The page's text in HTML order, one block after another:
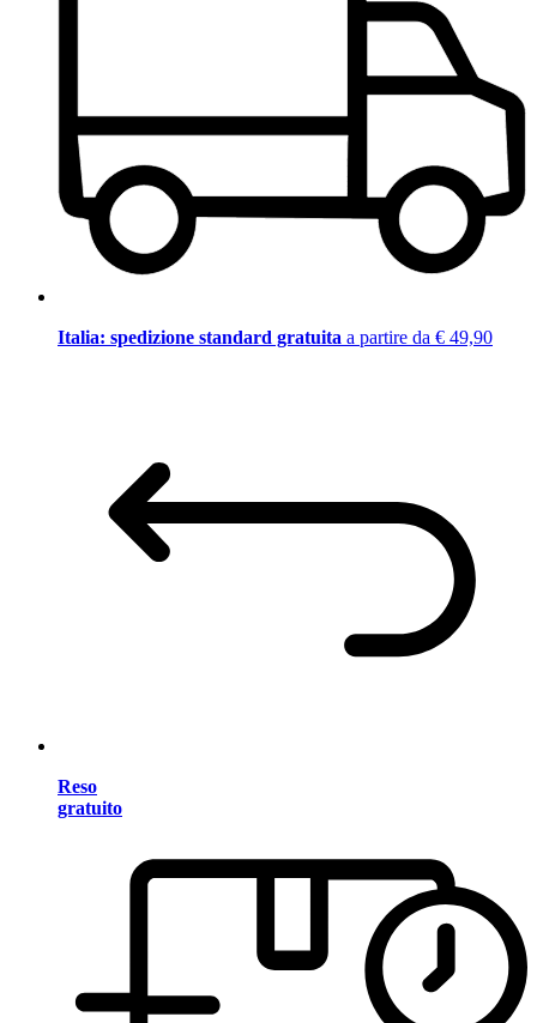
Italia: spedizione standard gratuita a partire da € 49,90
Reso
gratuito